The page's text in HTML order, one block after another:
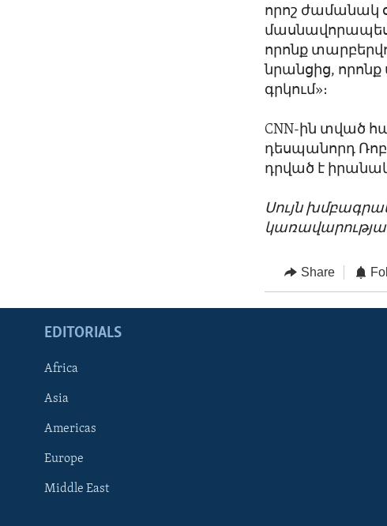
որոշ ժամանակ
որոնք
նրանցից,
գրկում»։
CNN-ին տված
դեսպանորդ
դրված է
Սույն
Share
EDITORIALS
Africa
Asia
Americas
Europe
Middle East